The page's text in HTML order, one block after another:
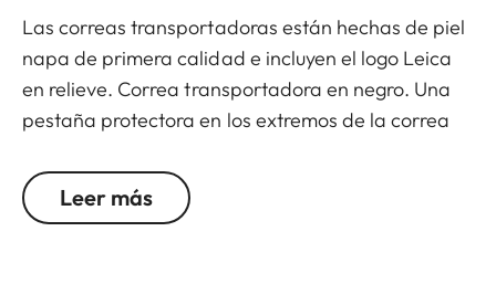
Las correas transportadoras están hechas de piel
napa de primera calidad e incluyen el logo Leica
en relieve. Correa transportadora en negro. Una
pestaña protectora en los extremos de la correa
Recomendada para usarse junto al protector y la
funda "siempre lista".
Leer más